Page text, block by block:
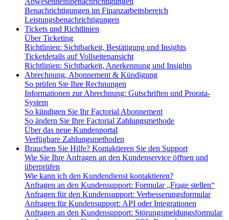
Benachrichtigungen im Finanzarbeitsbereich
Leistungsbenachrichtigungen
Tickets und Richtlinien
Über Ticketing
Richtlinien: Sichtbarkeit, Bestätigung und Insights
Ticketdetails auf Vollseitenansicht
Richtlinien: Sichtbarkeit, Anerkennung und Insights
Abrechnung, Abonnement & Kündigung
So prüfen Sie Ihre Rechnungen
Informationen zur Abrechnung: Gutschriften und Prorata-
System
So kündigen Sie Ihr Factorial Abonnement
So ändern Sie Ihre Factorial Zahlungsmethode
Über das neue Kundenportal
Verfügbare Zahlungsmethoden
Brauchen Sie Hilfe? Kontaktieren Sie den Support
Wie Sie Ihre Anfragen an den Kundenservice öffnen und
überprüfen
Wie kann ich den Kundendienst kontaktieren?
Anfragen an den Kundensupport: Formular „Frage stellen“
Anfragen für den Kundensupport: Verbesserungsformular
Anfragen für Kundensupport: API oder Integrationen
Anfragen an den Kundensupport: Störungsmeldungsformular